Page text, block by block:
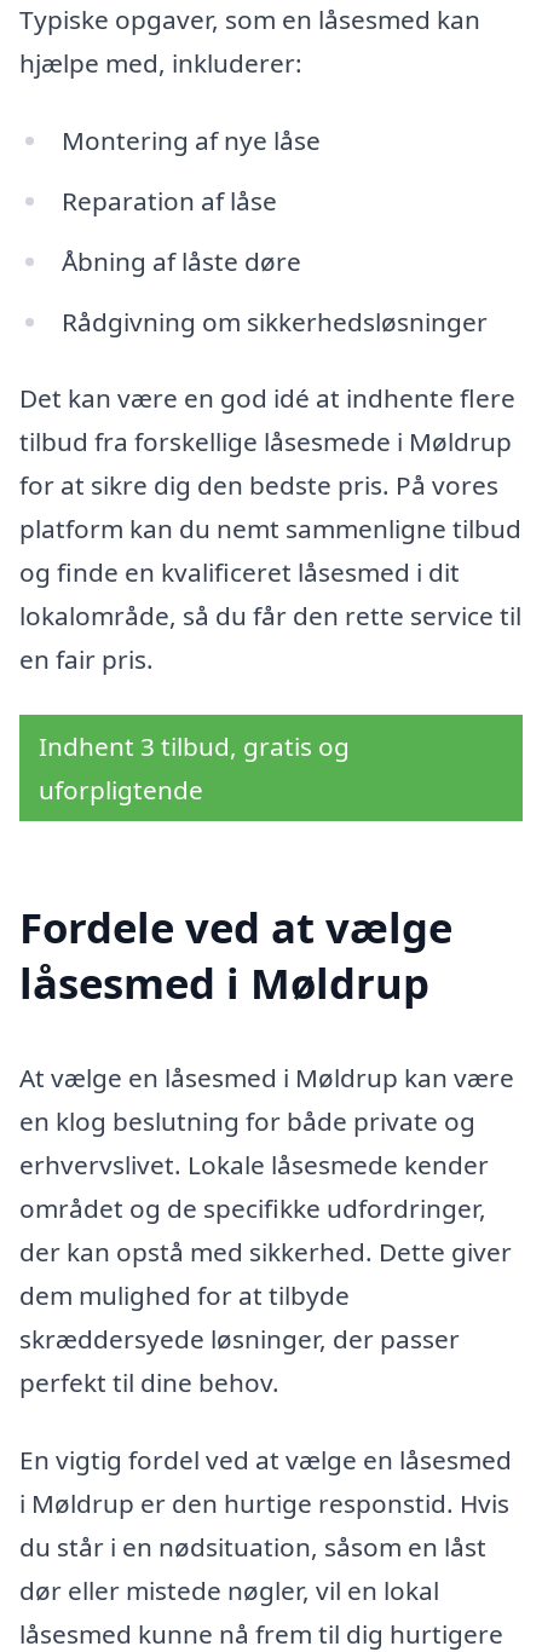
Typiske opgaver, som en låsesmed kan
hjælpe med, inkluderer:
Montering af nye låse
Reparation af låse
Åbning af låste døre
Rådgivning om sikkerhedsløsninger
Det kan være en god idé at indhente flere
tilbud fra forskellige låsesmede i Møldrup
for at sikre dig den bedste pris. På vores
platform kan du nemt sammenligne tilbud
og finde en kvalificeret låsesmed i dit
lokalområde, så du får den rette service til
en fair pris.
Indhent 3 tilbud, gratis og
uforpligtende
Fordele ved at vælge
låsesmed i Møldrup
At vælge en låsesmed i Møldrup kan være
en klog beslutning for både private og
erhvervslivet. Lokale låsesmede kender
området og de specifikke udfordringer,
der kan opstå med sikkerhed. Dette giver
dem mulighed for at tilbyde
skræddersyede løsninger, der passer
perfekt til dine behov.
En vigtig fordel ved at vælge en låsesmed
i Møldrup er den hurtige responstid. Hvis
du står i en nødsituation, såsom en låst
dør eller mistede nøgler, vil en lokal
låsesmed kunne nå frem til dig hurtigere